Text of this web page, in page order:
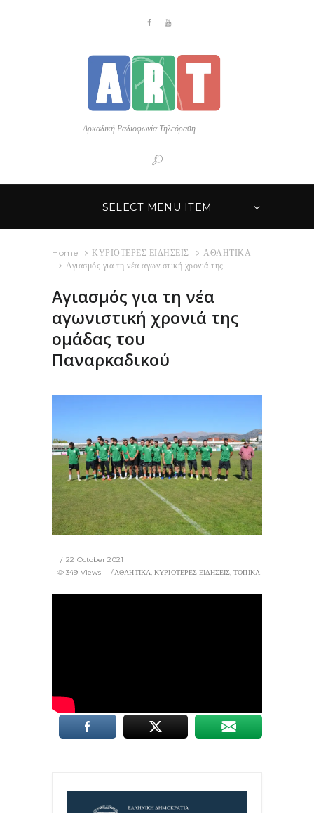
Αρκαδική Ραδιοφωνία Τηλεόραση
SELECT MENU ITEM
Home ΚΥΡΙΟΤΕΡΕΣ ΕΙΔΗΣΕΙΣ
ΑΘΛΗΤΙΚΑ
Αγιασμός για τη νέα αγωνιστική χρονιά της...
Αγιασμός για τη νέα
αγωνιστική χρονιά της
ομάδας του
Παναρκαδικού
22 October 2021
ΑΘΛΗΤΙΚΑ,ΚΥΡΙΟΤΕΡΕΣ ΕΙΔΗΣΕΙΣ,ΤΟΠΙΚΑ
349 Views